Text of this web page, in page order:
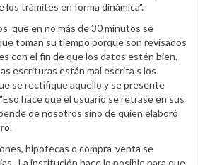
los trámites en forma dinámica".
que en no más de 30 minutos se
toman su tiempo porque son revisados
con el fin de que los datos estén bien.
escrituras están mal escrita s los
se rectifique aquello y se presente
hace que el usuario se retrase en sus
de nosotros sino de quien elaboró
hipotecas o compra-venta se